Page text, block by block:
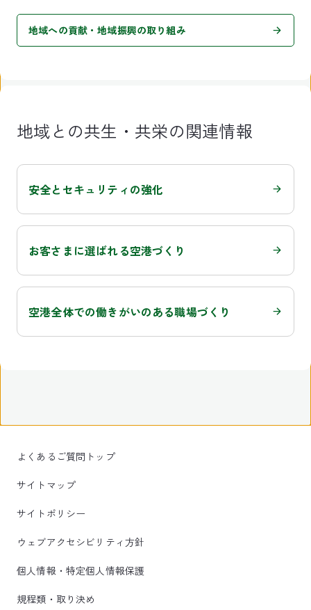
地域への貢献・地域振興の取り組み
地域との共生・共栄の関連情報
安全とセキュリティの強化
お客さまに選ばれる空港づくり
空港全体での働きがいのある職場づくり
よくあるご質問トップ
サイトマップ
サイトポリシー
ウェブアクセシビリティ方針
個人情報・特定個人情報保護
規程類・取り決め